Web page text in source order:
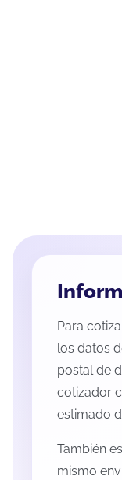
Para
los datos
postal de
cotizador
estimado
También
mismo